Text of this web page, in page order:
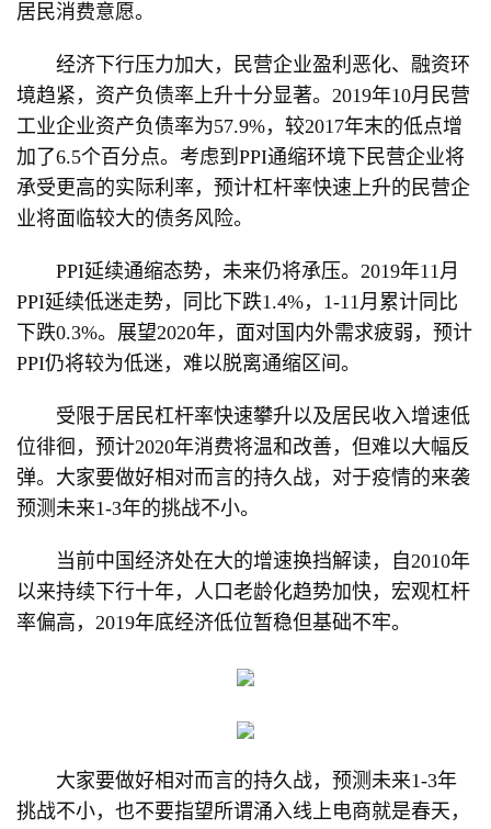
居民消费意愿。
经济下行压力加大，民营企业盈利恶化、融资环
境趋紧，资产负债率上升十分显著。2019年10月民营
工业企业资产负债率为57.9%，较2017年末的低点增
加了6.5个百分点。考虑到PPI通缩环境下民营企业将
承受更高的实际利率，预计杠杆率快速上升的民营企
业将面临较大的债务风险。
PPI延续通缩态势，未来仍将承压。2019年11月
PPI延续低迷走势，同比下跌1.4%，1-11月累计同比
下跌0.3%。展望2020年，面对国内外需求疲弱，预计
PPI仍将较为低迷，难以脱离通缩区间。
受限于居民杠杆率快速攀升以及居民收入增速低
位徘徊，预计2020年消费将温和改善，但难以大幅反
弹。大家要做好相对而言的持久战，对于疫情的来袭
预测未来1-3年的挑战不小。
当前中国经济处在大的增速换挡解读，自2010年
以来持续下行十年，人口老龄化趋势加快，宏观杠杆
率偏高，2019年底经济低位暂稳但基础不牢。
大家要做好相对而言的持久战，预测未来1-3年
挑战不小，也不要指望所谓涌入线上电商就是春天，